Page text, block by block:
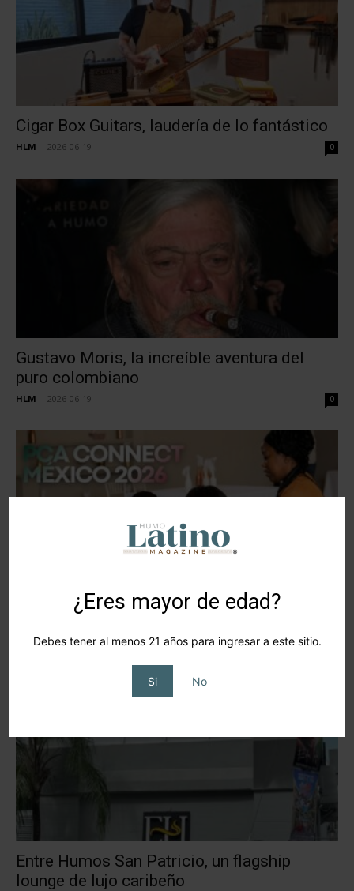
¿Eres mayor de edad?
Debes tener al menos 21 años para ingresar a este sitio.
Si No
Cigar Box Guitars, laudería de lo fantástico
HLM 2026-06-19 0
Gustavo Moris, la increíble aventura del
puro colombiano
HLM 2026-06-19 0
PCA Connect llega a México, del 24 al 30 de
2026-06-16
Entre Humos San Patricio, un flagship
lounge de lujo caribeño